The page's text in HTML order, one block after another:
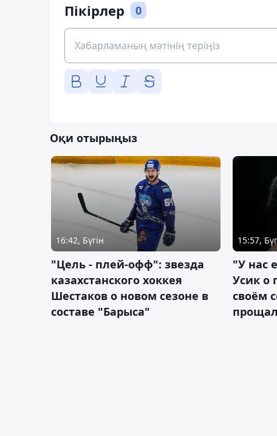
Пікірлер 0
Оқи отырыңыз
16:42, Бүгін
"Цель - плей-офф": звезда
казахстанского хоккея
Шестаков о новом сезоне в
составе "Барыса"
15:57,
"У нас
Усик о
своём